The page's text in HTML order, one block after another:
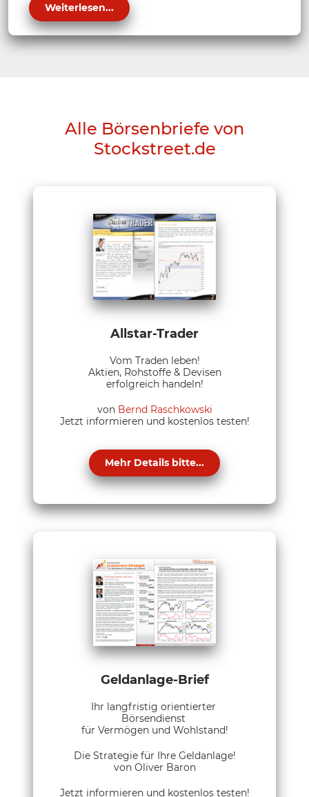
Weiterlesen...
Alle Börsenbriefe von
Stockstreet.de
Allstar-Trader
Vom Traden leben!
Aktien, Rohstoffe & Devisen
erfolgreich handeln!
von Bernd Raschkowski
Jetzt informieren und kostenlos testen!
Mehr Details bitte...
Geldanlage-Brief
Ihr langfristig orientierter
Börsendienst
für Vermögen und Wohlstand!
Die Strategie für Ihre Geldanlage!
von Oliver Baron
Jetzt informieren und kostenlos testen!